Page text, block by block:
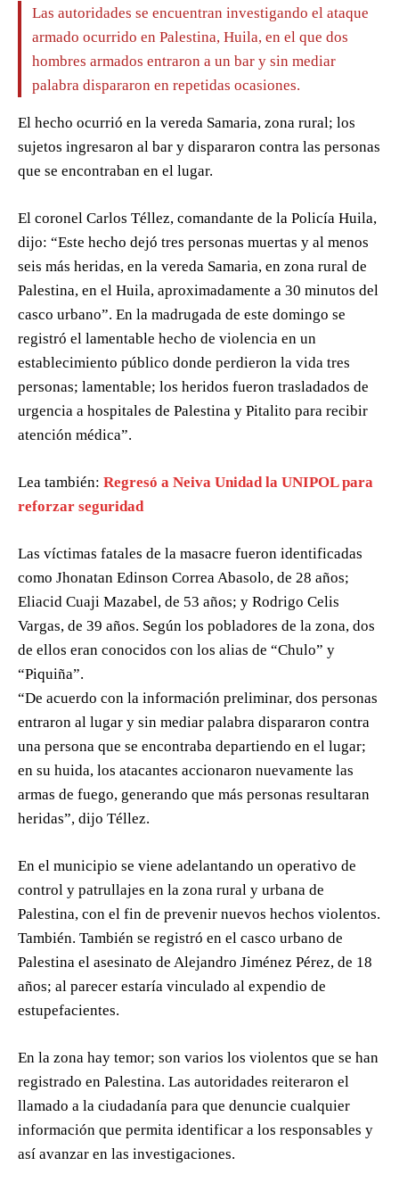
Las autoridades se encuentran investigando el ataque
armado ocurrido en Palestina, Huila, en el que dos
hombres armados entraron a un bar y sin mediar
palabra dispararon en repetidas ocasiones.
El hecho ocurrió en la vereda Samaria, zona rural; los
sujetos ingresaron al bar y dispararon contra las personas
que se encontraban en el lugar.
El coronel Carlos Téllez, comandante de la Policía Huila,
dijo: “Este hecho dejó tres personas muertas y al menos
seis más heridas, en la vereda Samaria, en zona rural de
Palestina, en el Huila, aproximadamente a 30 minutos del
casco urbano”. En la madrugada de este domingo se
registró el lamentable hecho de violencia en un
establecimiento público donde perdieron la vida tres
personas; lamentable; los heridos fueron trasladados de
urgencia a hospitales de Palestina y Pitalito para recibir
atención médica”.
Lea también: Regresó a Neiva Unidad la UNIPOL para
reforzar seguridad
Las víctimas fatales de la masacre fueron identificadas
como Jhonatan Edinson Correa Abasolo, de 28 años;
Eliacid Cuaji Mazabel, de 53 años; y Rodrigo Celis
Vargas, de 39 años. Según los pobladores de la zona, dos
de ellos eran conocidos con los alias de “Chulo” y
“Piquiña”.
“De acuerdo con la información preliminar, dos personas
entraron al lugar y sin mediar palabra dispararon contra
una persona que se encontraba departiendo en el lugar;
en su huida, los atacantes accionaron nuevamente las
armas de fuego, generando que más personas resultaran
heridas”, dijo Téllez.
En el municipio se viene adelantando un operativo de
control y patrullajes en la zona rural y urbana de
Palestina, con el fin de prevenir nuevos hechos violentos.
También. También se registró en el casco urbano de
Palestina el asesinato de Alejandro Jiménez Pérez, de 18
años; al parecer estaría vinculado al expendio de
estupefacientes.
En la zona hay temor; son varios los violentos que se han
registrado en Palestina. Las autoridades reiteraron el
llamado a la ciudadanía para que denuncie cualquier
información que permita identificar a los responsables y
así avanzar en las investigaciones.